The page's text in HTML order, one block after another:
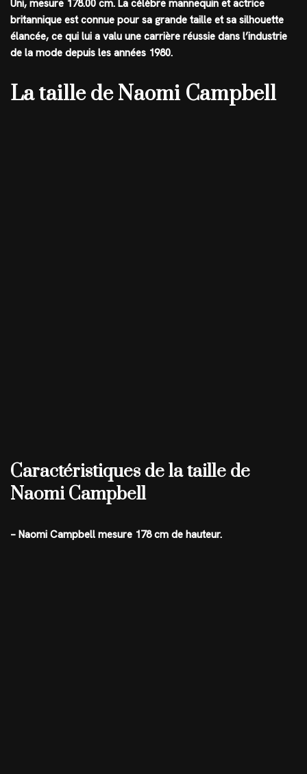
Uni, mesure 178.00 cm. La célèbre mannequin et actrice
britannique est connue pour sa grande taille et sa silhouette
élancée, ce qui lui a valu une carrière réussie dans l’industrie
de la mode depuis les années 1980.
La taille de Naomi Campbell
Caractéristiques de la taille de
Naomi Campbell
– Naomi Campbell mesure 178 cm de hauteur.